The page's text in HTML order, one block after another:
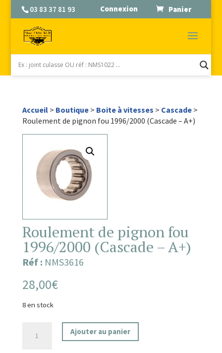
03 83 37 81 93 Connexion Panier
Accueil> Boutique> Boite à vitesses > Cascade>
Roulement de pignon fou 1996/2000 (Cascade – A+)
Roulement de pignon fou
1996/2000 (Cascade – A+)
Réf : NMS3616
28,00€
8 en stock
Ajouter au panier